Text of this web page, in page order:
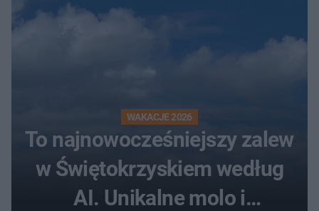
WAKACJE 2026
To najnowocześniejszy zalew
w Świętokrzyskiem według
AI. Unikalne molo i